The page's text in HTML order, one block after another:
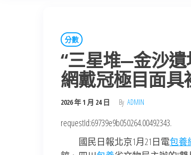
分數
“三星堆—金沙
網戴冠極目面具
2026 年 1 月 24 日 By ADMIN
requestId:69739e9b050264.00492343.
國民日報北京1月21日電包養